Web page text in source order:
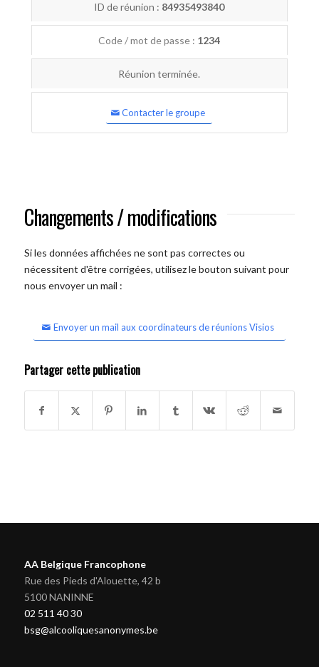
ID de réunion : 84935493840
Code / mot de passe : 1234
Réunion terminée.
Contacter le groupe
Changements / modifications
Si les données affichées ne sont pas correctes ou
nécessitent d'être corrigées, utilisez le bouton suivant pour
nous envoyer un mail :
Envoyer un mail aux coordinateurs de réunions Visios
Partager cette publication
AA Belgique Francophone
Rue des Pieds d'Alouette, 42 b
5100 NANINNE
02 511 40 30
bsg@alcooliquesanonymes.be